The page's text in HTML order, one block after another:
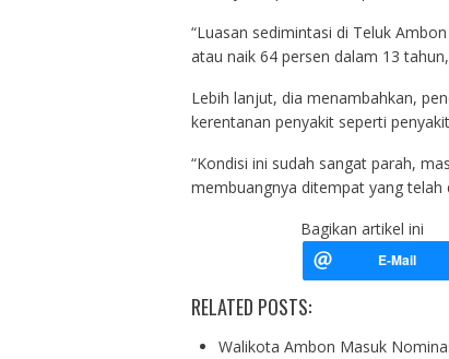
“Luasan sedimintasi di Teluk
atau naik 64 persen dalam 13
Lebih lanjut, dia menambahkan,
kerentanan penyakit seperti
“Kondisi ini sudah sangat parah,
membuangnya ditempat yang telah
Bagikan artikel ini
RELATED POSTS:
Walikota Ambon Masuk